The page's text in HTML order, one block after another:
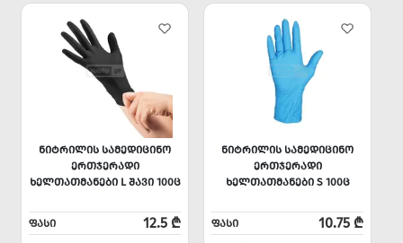
ᲜᲘᲢᲠᲘᲚᲘᲡ ᲡᲐᲛᲔᲓᲘᲪᲘᲜᲝ
ᲔᲠᲗᲯᲔᲠᲐᲓᲘ
ᲮᲔᲚᲗᲐᲗᲛᲐᲜᲔᲑᲘ L ᲨᲐᲕᲘ 100Ც
ᲤᲐᲡᲘ 12.5 ₾
ᲜᲘᲢᲠᲘᲚᲘᲡ ᲡᲐᲛᲔᲓᲘᲪᲘᲜᲝ
ᲔᲠᲗᲯᲔᲠᲐᲓᲘ
ᲮᲔᲚᲗᲐᲗᲛᲐᲜᲔᲑᲘ S 100Ც
ᲤᲐᲡᲘ 10.75 ₾